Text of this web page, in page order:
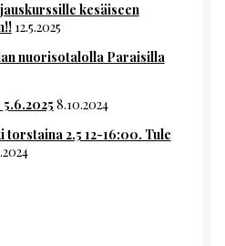
kesäiseen
12.5.2025
nuorisotalolla Paraisilla
8.10.2024
torstaina 2.5 12-16:00. Tule